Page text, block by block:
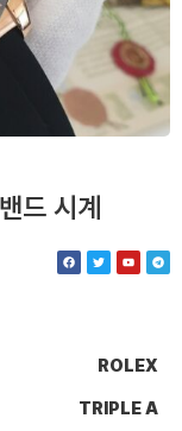
드 시계
F
a
c
T
w
i
Y
o
u
T
e
l
ROLEX
TRIPLE A